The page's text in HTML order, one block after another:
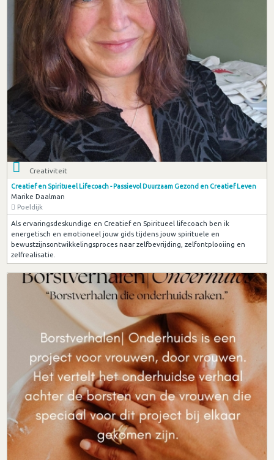
Creativiteit
Creatief en Spiritueel Lifecoach - Passievol Duurzaam Gezond en Creatief Leven
Marike Daalman
Poeldijk
Als ervaringsdeskundige en Creatief en Spiritueel lifecoach ben ik
energetisch en emotioneel jouw gids tijdens jouw spirituele en
bewustzijnsontwikkelingsproces naar zelfbevrijding, zelfontplooiing en
zelfrealisatie.